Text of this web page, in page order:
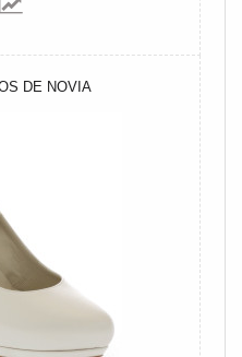
DE NOVIA